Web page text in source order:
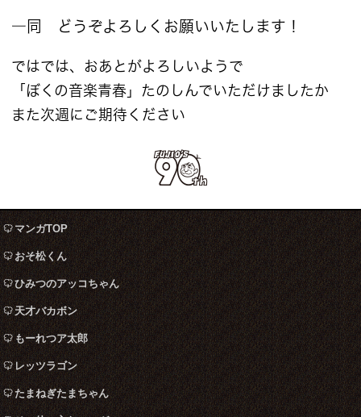
一同 どうぞよろしくお願いいたします！
ではでは、おあとがよろしいようで
「ぼくの音楽青春」たのしんでいただけましたか
また次週にご期待ください
マンガTOP
おそ松くん
ひみつのアッコちゃん
天才バカボン
もーれつア太郎
レッツラゴン
たまねぎたまちゃん